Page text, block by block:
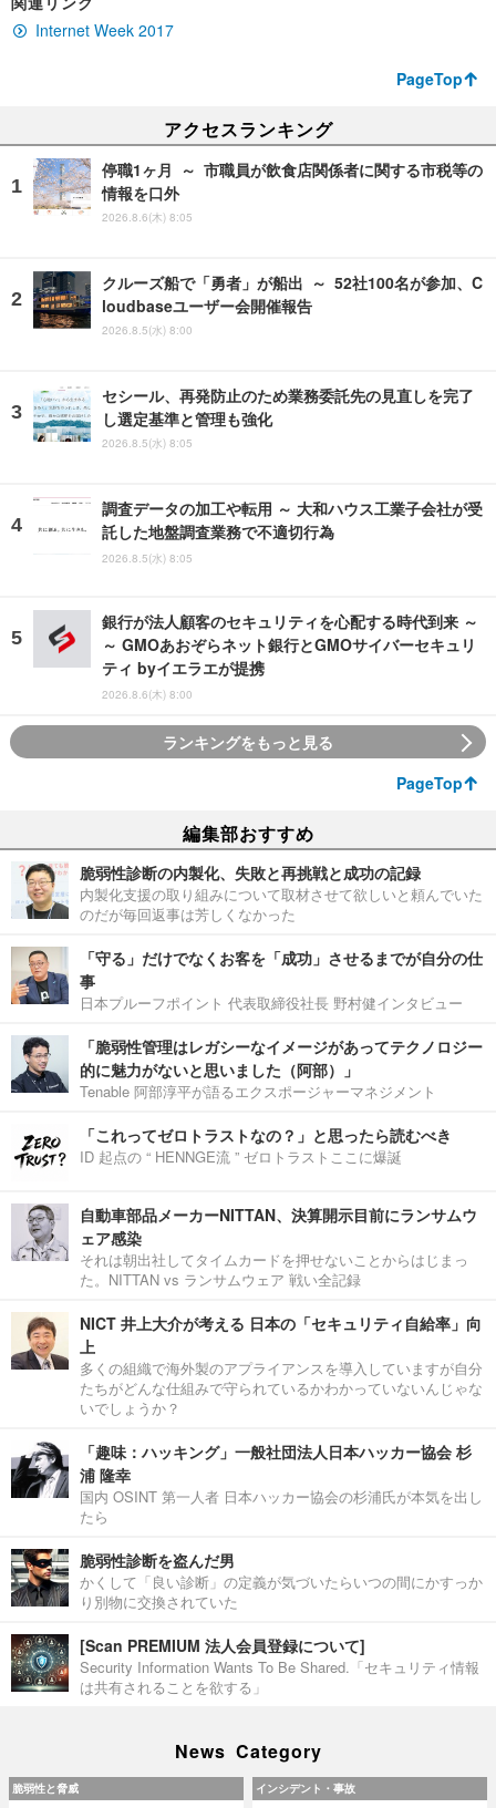
Internet Week 2017
PageTop
アクセスランキング
停職1ヶ月 ～ 市職員が飲食店関係者に関する市税等の
情報を口外
2026.8.6(木) 8:05
クルーズ船で「勇者」が船出 ～ 52社100名が参加、C
loudbaseユーザー会開催報告
2026.8.5(水) 8:00
セシール、再発防止のため業務委託先の見直しを完了
し選定基準と管理も強化
2026.8.5(水) 8:05
調査データの加工や転用 ～ 大和ハウス工業子会社が受
託した地盤調査業務で不適切行為
2026.8.5(水) 8:05
銀行が法人顧客のセキュリティを心配する時代到来 ～
～ GMOあおぞらネット銀行とGMOサイバーセキュリ
ティ byイエラエが提携
2026.8.6(木) 8:00
ランキングをもっと見る
PageTop
編集部おすすめ
脆弱性診断の内製化、失敗と再挑戦と成功の記録
内製化支援の取り組みについて取材させて欲しいと頼んでいた
のだが毎回返事は芳しくなかった
「守る」だけでなくお客を「成功」させるまでが自分の仕
事
日本プルーフポイント 代表取締役社長 野村健インタビュー
「脆弱性管理はレガシーなイメージがあってテクノロジー
的に魅力がないと思いました（阿部）」
Tenable 阿部淳平が語るエクスポージャーマネジメント
「これってゼロトラストなの？」と思ったら読むべき
ID 起点の “ HENNGE流 ” ゼロトラストここに爆誕
自動車部品メーカーNITTAN、決算開示目前にランサムウ
ェア感染
それは朝出社してタイムカードを押せないことからはじまっ
た。NITTAN vs ランサムウェア 戦い全記録
NICT 井上大介が考える 日本の「セキュリティ自給率」向
上
多くの組織で海外製のアプライアンスを導入していますが自分
たちがどんな仕組みで守られているかわかっていないんじゃな
いでしょうか？
「趣味：ハッキング」一般社団法人日本ハッカー協会 杉
浦 隆幸
国内 OSINT 第一人者 日本ハッカー協会の杉浦氏が本気を出し
たら
脆弱性診断を盗んだ男
かくして「良い診断」の定義が気づいたらいつの間にかすっか
り別物に交換されていた
[Scan PREMIUM 法人会員登録について]
Security Information Wants To Be Shared.「セキュリティ情報
は共有されることを欲する」
News Category
脆弱性と脅威 インシデント・事故